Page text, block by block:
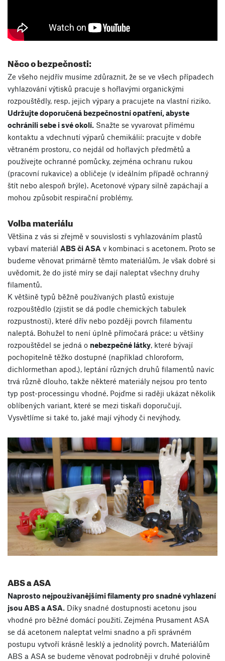
Něco o bezpečnosti:
Ze všeho nejdřív musíme zdůraznit, že se ve všech případech
vyhlazování výtisků pracuje s hořlavými organickými
rozpouštědly, resp. jejich výpary a pracujete na vlastní riziko.
Udržujte doporučená bezpečnostní opatření, abyste
ochránili sebe i své okolí. Snažte se vyvarovat přímému
kontaktu a vdechnutí výparů chemikálií: pracujte v dobře
větraném prostoru, co nejdál od hořlavých předmětů a
používejte ochranné pomůcky, zejména ochranu rukou
(pracovní rukavice) a obličeje (v ideálním případě ochranný
štít nebo alespoň brýle). Acetonové výpary silně zapáchají a
mohou způsobit respirační problémy.
Volba materiálu
Většina z vás si zřejmě v souvislosti s vyhlazováním plastů
vybaví materiál ABS či ASA v kombinaci s acetonem. Proto se
budeme věnovat primárně těmto materiálům. Je však dobré si
uvědomit, že do jisté míry se dají naleptat všechny druhy
filamentů.
K většině typů běžně používaných plastů existuje
rozpouštědlo (zjistit se dá podle chemických tabulek
rozpustnosti), které dřív nebo později povrch filamentu
naleptá. Bohužel to není úplně přímočará práce: u většiny
rozpouštědel se jedná o nebezpečné látky, které bývají
pochopitelně těžko dostupné (například chloroform,
dichlormethan apod.), leptání různých druhů filamentů navíc
trvá různě dlouho, takže některé materiály nejsou pro tento
typ post-processingu vhodné. Pojďme si raději ukázat několik
oblíbených variant, které se mezi tiskaři doporučují.
Vysvětlíme si také to, jaké mají výhody či nevýhody.
ABS a ASA
Naprosto nejpoužívanějšími filamenty pro snadné vyhlazení
jsou ABS a ASA. Díky snadné dostupnosti acetonu jsou
vhodné pro běžné domácí použití. Zejména Prusament ASA
se dá acetonem naleptat velmi snadno a při správném
postupu vytvoří krásně lesklý a jednolitý povrch. Materiálům
ABS a ASA se budeme věnovat podrobněji v druhé polovině